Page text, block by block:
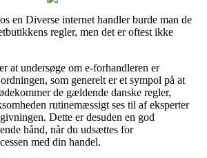
en Diverse internet handler burde man de
regler, men det er oftest ikke
at undersøge om e-forhandleren er
som generelt er et sympol på at
de gældende danske regler,
rutinemæssigt ses til af eksperter
Dette er desuden en god
hånd, når du udsættes for
med din handel.